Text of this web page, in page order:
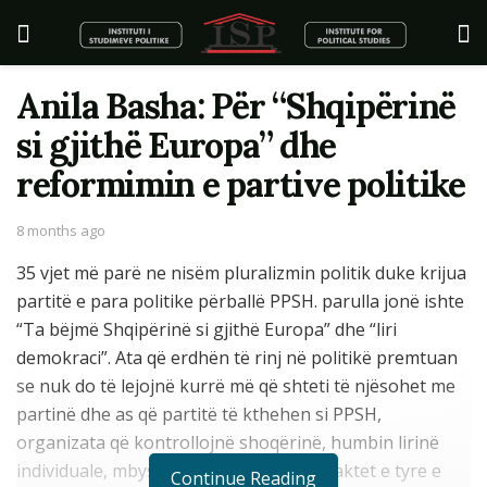
Anila Basha: Për “Shqipërinë
si gjithë Europa” dhe
reformimin e partive politike
8 months ago
35 vjet më parë ne nisëm pluralizmin politik duke krijua
partitë e para politike përballë PPSH. parulla jonë ishte
“Ta bëjmë Shqipërinë si gjithë Europa” dhe “liri
demokraci”. Ata që erdhën të rinj në politikë premtuan
se nuk do të lejojnë kurrë më që shteti të njësohet me
partinë dhe as që partitë të kthehen si PPSH,
organizata që kontrollojnë shoqërinë, humbin lirinë
individuale, mbysin fjalën e lirë dhe me aktet e tyre e
Continue Reading